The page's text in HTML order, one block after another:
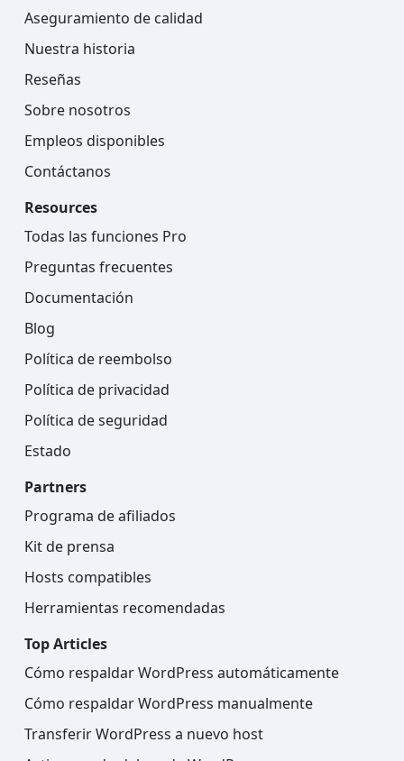
Aseguramiento de calidad
Nuestra historia
Reseñas
Sobre nosotros
Empleos disponibles
Contáctanos
Resources
Todas las funciones Pro
Preguntas frecuentes
Documentación
Blog
Política de reembolso
Política de privacidad
Política de seguridad
Estado
Partners
Programa de afiliados
Kit de prensa
Hosts compatibles
Herramientas recomendadas
Top Articles
Cómo respaldar WordPress automáticamente
Cómo respaldar WordPress manualmente
Transferir WordPress a nuevo host